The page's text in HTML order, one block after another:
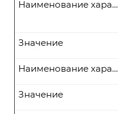
Наименование характеристики
Значение
Наименование характеристики
Значение